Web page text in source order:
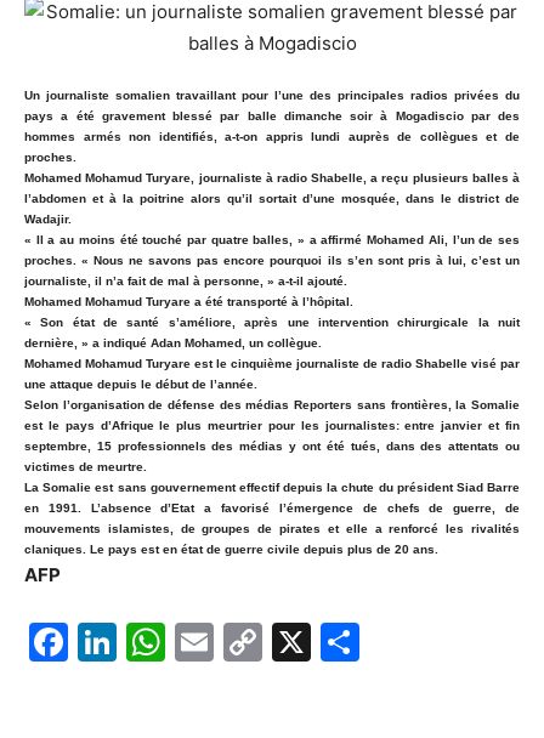
Un journaliste somalien travaillant pour l’une des principales radios privées du
pays a été gravement blessé par balle dimanche soir à Mogadiscio par des
hommes armés non identifiés, a-t-on appris lundi auprès de collègues et de
proches.
Mohamed Mohamud Turyare, journaliste à radio Shabelle, a reçu plusieurs balles à
l’abdomen et à la poitrine alors qu’il sortait d’une mosquée, dans le district de
Wadajir.
« Il a au moins été touché par quatre balles, » a affirmé Mohamed Ali, l’un de ses
proches. « Nous ne savons pas encore pourquoi ils s’en sont pris à lui, c’est un
journaliste, il n’a fait de mal à personne, » a-t-il ajouté.
Mohamed Mohamud Turyare a été transporté à l’hôpital.
« Son état de santé s’améliore, après une intervention chirurgicale la nuit
dernière, » a indiqué Adan Mohamed, un collègue.
Mohamed Mohamud Turyare est le cinquième journaliste de radio Shabelle visé par
une attaque depuis le début de l’année.
Selon l’organisation de défense des médias Reporters sans frontières, la Somalie
est le pays d’Afrique le plus meurtrier pour les journalistes: entre janvier et fin
septembre, 15 professionnels des médias y ont été tués, dans des attentats ou
victimes de meurtre.
La Somalie est sans gouvernement effectif depuis la chute du président Siad Barre
en 1991. L’absence d’Etat a favorisé l’émergence de chefs de guerre, de
mouvements islamistes, de groupes de pirates et elle a renforcé les rivalités
claniques. Le pays est en état de guerre civile depuis plus de 20 ans.
AFP
F
Li W E
C
X